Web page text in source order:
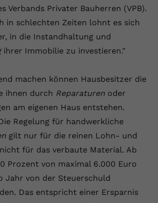
Verbands Privater Bauherren (VPB).
in schlechten Zeiten lohnt es sich
in die Instandhaltung und
ihrer Immobilie zu investieren."
machen können Hausbesitzer die
ihnen durch Reparaturen oder
am eigenen Haus entstehen.
Regelung für handwerkliche
gilt nur für die reinen Lohn- und
für das verbaute Material. Ab
Prozent von maximal 6.000 Euro
Jahr von der Steuerschuld
Das entspricht einer Ersparnis
Dieser Wert speichert Ihre Consent-
Einstellungen. Unter anderem eine
zufällig generierte ID, für die
Webseiten-Betreiber dies eingestellt
hat.
fe_typo_user
Session
Dieses Cookie wird verwendet, um die
Speicherung von
wiederzuerkennen und statistische
Informationen zur Nutzung der
_gcl au
Google Ads
90 Tage
Conversion-Tracking verwendet, um
Werbeklicks der Nutzung auf unserer
Informationen anzeigen
auf unserer Website externe Inhalte,
Informationen anzubieten.
vuid
vimeo.com
2 Jahre
Vimeo installiert dieses Cookie, um
Tracking-Informationen zu sammeln,
indem es eine eindeutige ID zum
Einbetten von Videos auf der Website
Informationen anzeigen